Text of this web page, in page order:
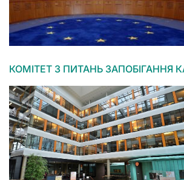
КОМІТЕТ З ПИТАНЬ ЗАПОБІГАННЯ